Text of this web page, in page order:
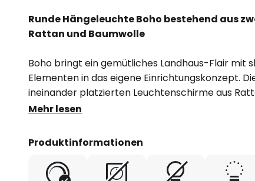
Runde Hängeleuchte Boho bestehend aus
Rattan und Baumwolle
Boho bringt ein gemütliches Landhaus-Flair mit
Elementen in das eigene Einrichtungskonzept.
ineinander platzierten Leuchtenschirme aus
einzusetzende Leuchtmittel umgeben. Das für
angenehm im Raum verteilt. Die Hängeleuchte
entstehen lassen.
Mehr lesen
Produktinformationen